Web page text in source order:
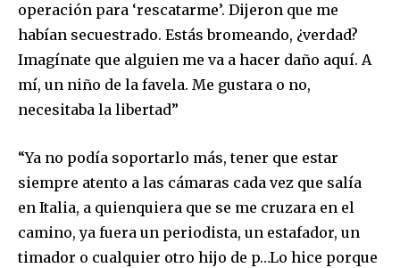
operación para ‘rescatarme’. Dijeron que me
habían secuestrado. Estás bromeando, ¿verdad?
Imagínate que alguien me va a hacer daño aquí. A
mí, un niño de la favela. Me gustara o no,
necesitaba la libertad”
“Ya no podía soportarlo más, tener que estar
siempre atento a las cámaras cada vez que salía
en Italia, a quienquiera que se me cruzara en el
camino, ya fuera un periodista, un estafador, un
timador o cualquier otro hijo de p…Lo hice porque